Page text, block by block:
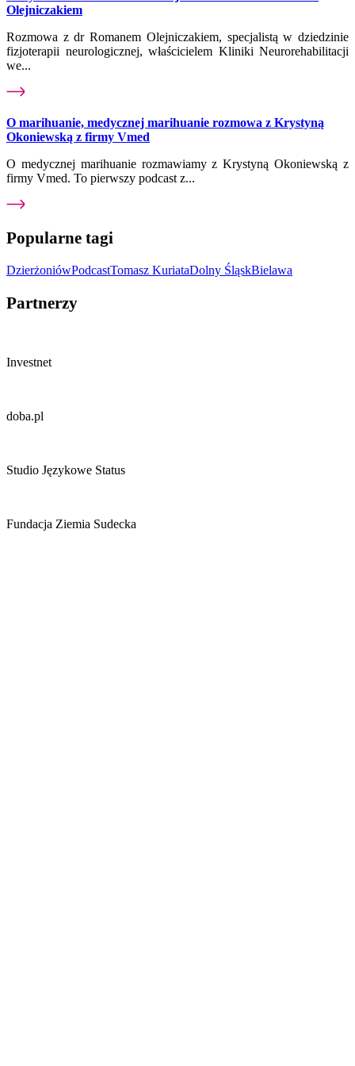
Olejniczakiem
Rozmowa z dr Romanem Olejniczakiem, specjalistą w dziedzinie
fizjoterapii neurologicznej, właścicielem Kliniki Neurorehabilitacji
we...
O marihuanie, medycznej marihuanie rozmowa z Krystyną
Okoniewską z firmy Vmed
O medycznej marihuanie rozmawiamy z Krystyną Okoniewską z
firmy Vmed. To pierwszy podcast z...
Popularne tagi
DzierżoniówPodcastTomasz KuriataDolny ŚląskBielawa
Partnerzy
Investnet
doba.pl
Studio Językowe Status
Fundacja Ziemia Sudecka